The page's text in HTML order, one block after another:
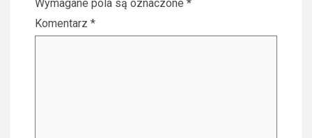
Wymagane pola są oznaczone *
Komentarz *